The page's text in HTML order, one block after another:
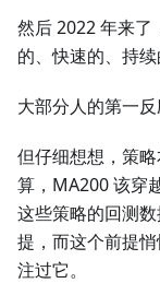
然后 2022 年来了
的、快速的、持续
大部分人的第一
但仔细想想，策
算，MA200 该穿
这些策略的回测
提，而这个前提
注过它。